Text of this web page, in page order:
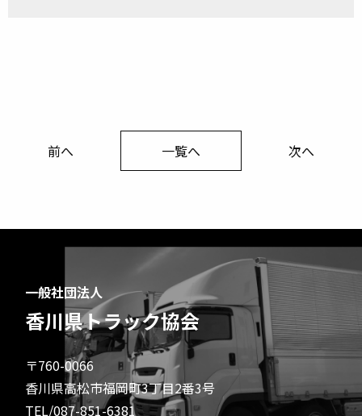
前へ 一覧へ 次へ
一般社団法人
香川県トラック協会
〒760-0066
香川県高松市福岡町3丁目2番3号
TEL/087-851-6381